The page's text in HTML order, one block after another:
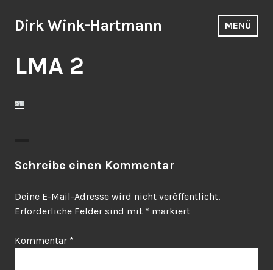
Inhalt
Dirk Wink-Hartmann MENÜ
LMA 2
Schreibe einen Kommentar
Deine E-Mail-Adresse wird nicht veröffentlicht.
Erforderliche Felder sind mit * markiert
Kommentar *